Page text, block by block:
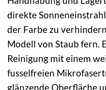
direkte
der Farbe zu
Modell von Staub fern.
Reinigung mit einem
fusselfreien
glänzende Oberfläche